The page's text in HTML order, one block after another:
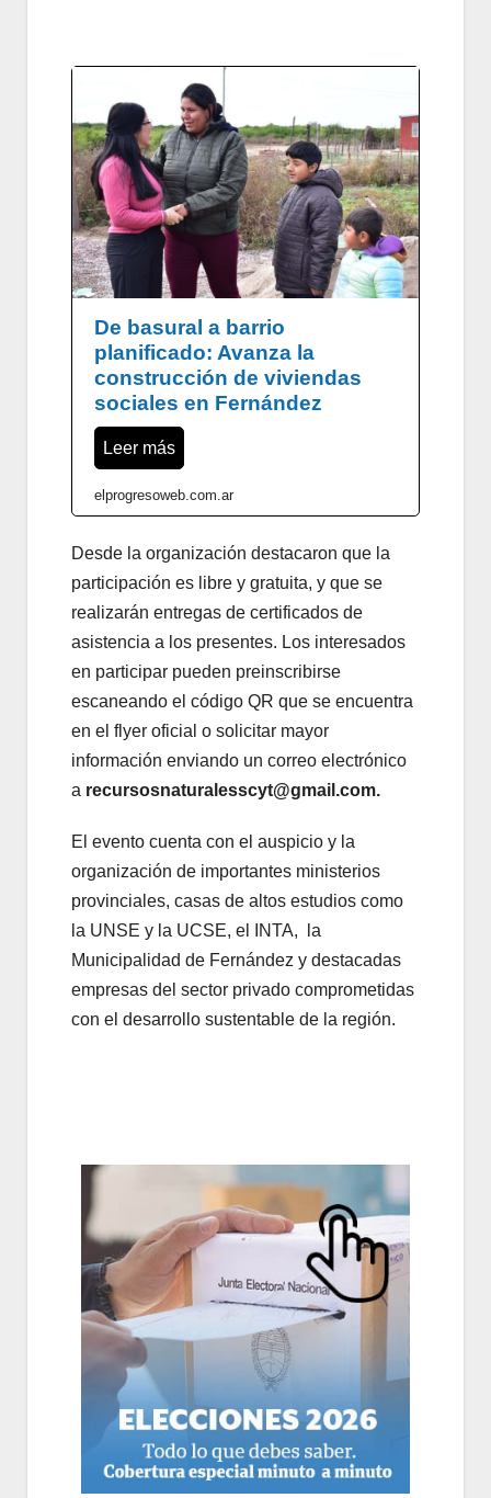
De basural a barrio
planificado: Avanza la
construcción de viviendas
sociales en Fernández
Leer más
elprogresoweb.com.ar
Desde la organización destacaron que la
participación es libre y gratuita, y que se
realizarán entregas de certificados de
asistencia a los presentes. Los interesados
en participar pueden preinscribirse
escaneando el código QR que se encuentra
en el flyer oficial o solicitar mayor
información enviando un correo electrónico
a recursosnaturalesscyt@gmail.com.
El evento cuenta con el auspicio y la
organización de importantes ministerios
provinciales, casas de altos estudios como
la UNSE y la UCSE, el INTA, la
Municipalidad de Fernández y destacadas
empresas del sector privado comprometidas
con el desarrollo sustentable de la región.